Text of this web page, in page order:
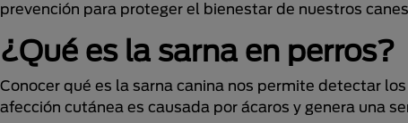
prevención para proteger el bienestar de nuestros
¿Qué es la sarna en perros?
Conocer qué es la sarna canina nos permite detectar
afección cutánea es causada por ácaros y genera una